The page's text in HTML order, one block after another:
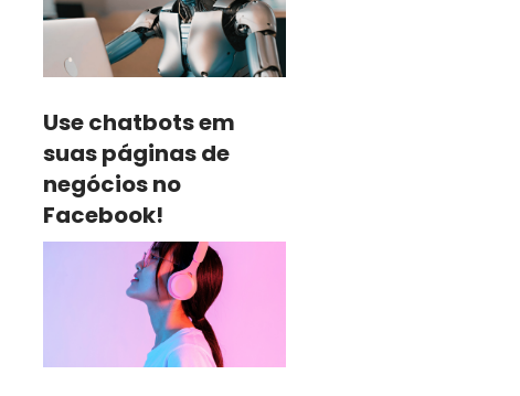
Use chatbots em
suas páginas de
negócios no
Facebook!